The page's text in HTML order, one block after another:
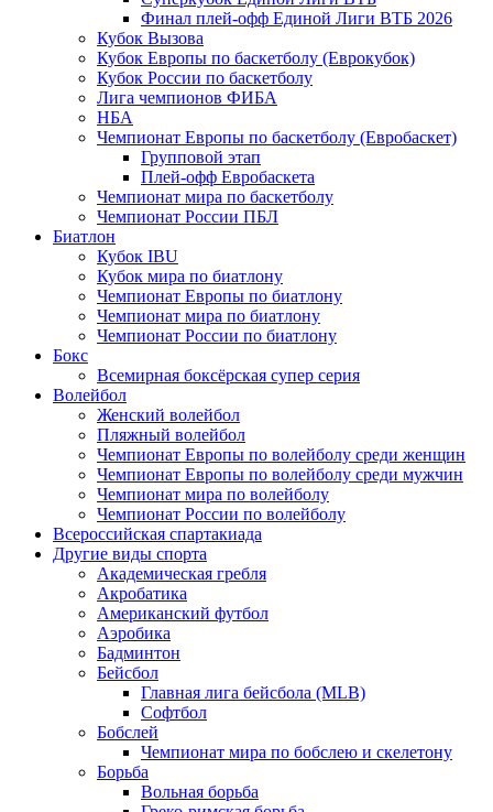
Финал плей-офф Единой Лиги ВТБ 2026
Кубок Вызова
Кубок Европы по баскетболу (Еврокубок)
Кубок России по баскетболу
Лига чемпионов ФИБА
НБА
Чемпионат Европы по баскетболу (Евробаскет)
Групповой этап
Плей-офф Евробаскета
Чемпионат мира по баскетболу
Чемпионат России ПБЛ
Биатлон
Кубок IBU
Кубок мира по биатлону
Чемпионат Европы по биатлону
Чемпионат мира по биатлону
Чемпионат России по биатлону
Бокс
Всемирная боксёрская супер серия
Волейбол
Женский волейбол
Пляжный волейбол
Чемпионат Европы по волейболу среди женщин
Чемпионат Европы по волейболу среди мужчин
Чемпионат мира по волейболу
Чемпионат России по волейболу
Всероссийская спартакиада
Другие виды спорта
Академическая гребля
Акробатика
Американский футбол
Аэробика
Бадминтон
Бейсбол
Главная лига бейсбола (MLB)
Софтбол
Бобслей
Чемпионат мира по бобслею и скелетону
Борьба
Вольная борьба